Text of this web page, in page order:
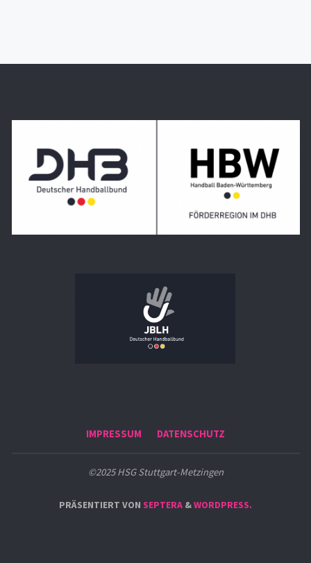
IMPRESSUM DATENSCHUTZ
©2025 HSG Stuttgart-Metzingen
PRÄSENTIERT VON SEPTERA &WORDPRESS.